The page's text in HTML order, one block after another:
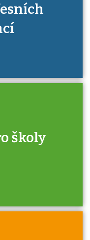
školy
a kde